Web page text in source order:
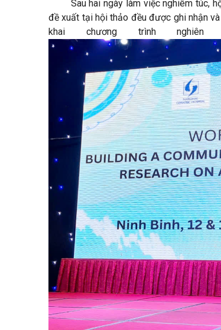
Sau hai ngày làm việc nghiêm túc,
đề xuất tại hội thảo đều được ghi nhận
khai chương trình